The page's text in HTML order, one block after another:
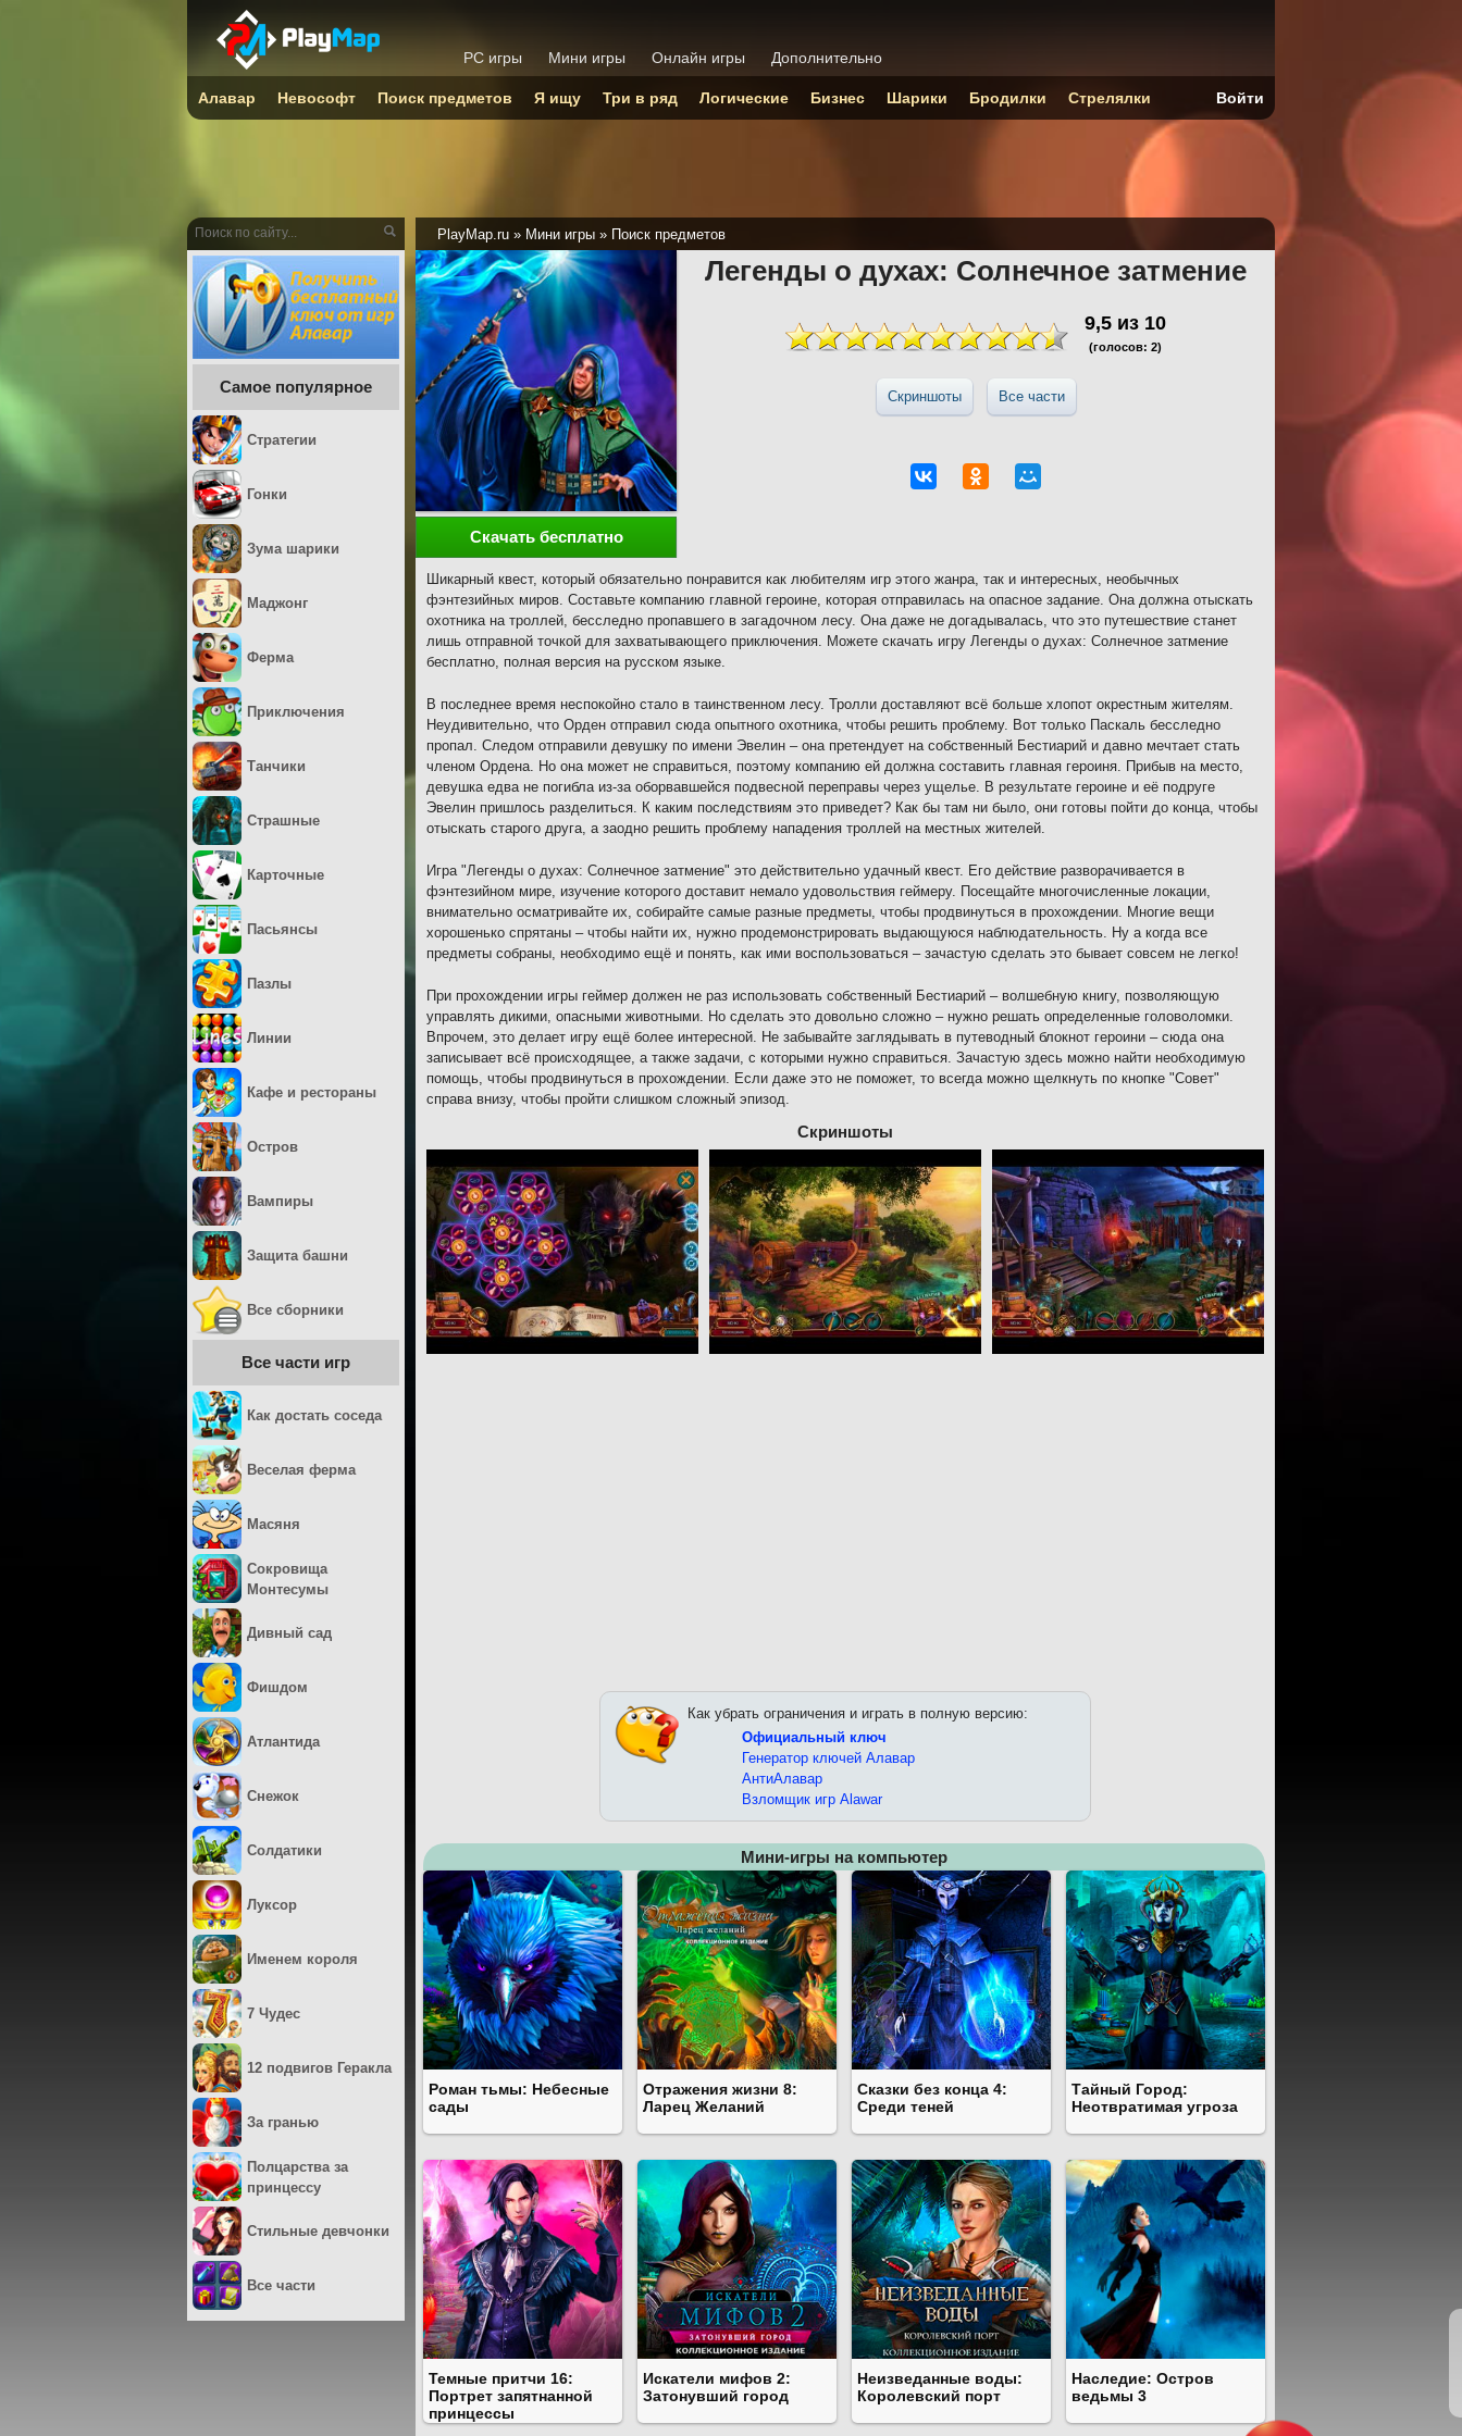
PlayMap.ru » Мини игры » Поиск предметов
Легенды о духах: Солнечное затмение
9,5 из 10
(голосов: 2)
Скриншоты Все части
Скачать бесплатно
Шикарный квест, который обязательно понравится как любителям игр этого жанра, так и интересных, необычных
фэнтезийных миров. Составьте компанию главной героине, которая отправилась на опасное задание. Она должна отыскать
охотника на троллей, бесследно пропавшего в загадочном лесу. Она даже не догадывалась, что это путешествие станет
лишь отправной точкой для захватывающего приключения. Можете скачать игру Легенды о духах: Солнечное затмение
бесплатно, полная версия на русском языке.
В последнее время неспокойно стало в таинственном лесу. Тролли доставляют всё больше хлопот окрестным жителям.
Неудивительно, что Орден отправил сюда опытного охотника, чтобы решить проблему. Вот только Паскаль бесследно
пропал. Следом отправили девушку по имени Эвелин – она претендует на собственный Бестиарий и давно мечтает стать
членом Ордена. Но она может не справиться, поэтому компанию ей должна составить главная героиня. Прибыв на место,
девушка едва не погибла из-за оборвавшейся подвесной переправы через ущелье. В результате героине и её подруге
Эвелин пришлось разделиться. К каким последствиям это приведет? Как бы там ни было, они готовы пойти до конца, чтобы
отыскать старого друга, а заодно решить проблему нападения троллей на местных жителей.
Игра "Легенды о духах: Солнечное затмение" это действительно удачный квест. Его действие разворачивается в
фэнтезийном мире, изучение которого доставит немало удовольствия геймеру. Посещайте многочисленные локации,
внимательно осматривайте их, собирайте самые разные предметы, чтобы продвинуться в прохождении. Многие вещи
хорошенько спрятаны – чтобы найти их, нужно продемонстрировать выдающуюся наблюдательность. Ну а когда все
предметы собраны, необходимо ещё и понять, как ими воспользоваться – зачастую сделать это бывает совсем не легко!
При прохождении игры геймер должен не раз использовать собственный Бестиарий – волшебную книгу, позволяющую
управлять дикими, опасными животными. Но сделать это довольно сложно – нужно решать определенные головоломки.
Впрочем, это делает игру ещё более интересной. Не забывайте заглядывать в путеводный блокнот героини – сюда она
записывает всё происходящее, а также задачи, с которыми нужно справиться. Зачастую здесь можно найти необходимую
помощь, чтобы продвинуться в прохождении. Если даже это не поможет, то всегда можно щелкнуть по кнопке "Совет"
справа внизу, чтобы пройти слишком сложный эпизод.
Скриншоты
Как убрать ограничения и играть в полную версию:
Официальный ключ
Генератор ключей Алавар
АнтиАлавар
Взломщик игр Alawar
Мини-игры на компьютер
Роман тьмы: Небесные
cады
Отражения жизни 8:
Ларец Желаний
Сказки без конца 4:
Среди теней
Тайный Город:
Неотвратимая угроза
Темные притчи 16:
Портрет запятнанной
принцессы
Искатели мифов 2:
Затонувший город
Неизведанные воды:
Королевский порт
Наследие: Остров
ведьмы 3
Самое популярное
Стратегии
Гонки
Зума шарики
Маджонг
Ферма
Приключения
Танчики
Страшные
Карточные
Пасьянсы
Пазлы
Линии
Кафе и рестораны
Остров
Вампиры
Защита башни
Все сборники
Все части игр
Как достать соседа
Веселая ферма
Масяня
Сокровища
Монтесумы
Дивный сад
Фишдом
Атлантида
Снежок
Солдатики
Луксор
Именем короля
7 Чудес
12 подвигов Геракла
За гранью
Полцарства за
принцессу
Стильные девчонки
Все части
PC игры Мини игры Онлайн игры Дополнительно
Алавар Невософт Поиск предметов Я ищу Три в ряд Логические Бизнес Шарики Бродилки Стрелялки Войти